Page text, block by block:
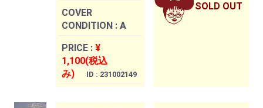
COVER
CONDITION : A
PRICE : ¥
1,100(税込
み)
ID : 231002149
SOLD OUT